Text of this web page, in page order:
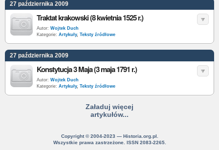
27 października 2009
Traktat krakowski (8 kwietnia 1525 r.)
Autor: Wojtek Duch
Kategorie: Artykuły, Teksty źródłowe
27 października 2009
Konstytucja 3 Maja (3 maja 1791 r.)
Autor: Wojtek Duch
Kategorie: Artykuły, Teksty źródłowe
Załaduj więcej
artykułów...
Copyright © 2004-2023 — Historia.org.pl.
Wszystkie prawa zastrzeżone. ISSN 2083-2265.